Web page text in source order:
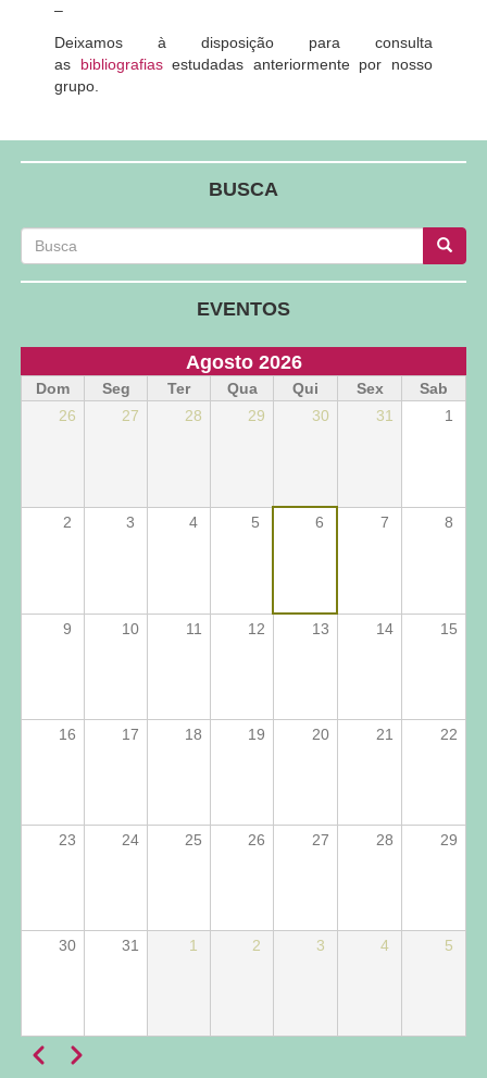
–
Deixamos à disposição para consulta
as bibliografiasestudadas anteriormente por nosso
grupo.
BUSCA
Busca
Busca Busca
EVENTOS
Agosto 2026
Dom Seg Ter Qua Qui Sex
Sab
26
27 28 29 30 31 1
2 3 4 5 6 7 8
9 10 11 12 13 14 15
16 17 18 19 20 21 22
23 24 25 26 27 28 29
30 31 1 2 3 4 5
Paginação
AnteriorPróximo